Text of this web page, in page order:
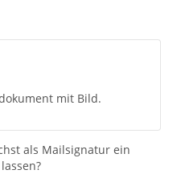
mit Bild.
als Mailsignatur ein